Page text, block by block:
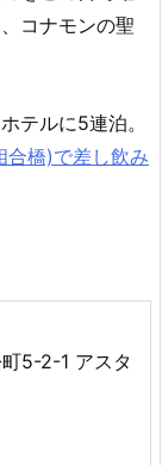
コナモンの聖
テルに5連泊。
合橋)で差し飲み
5-2-1 アスタ